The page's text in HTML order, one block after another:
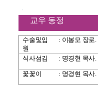
교우 동정
수술및입
원
: 이봉모 장로.
식사섬김 : 명경현 목사.
꽃꽃이 : 명경현 목사.